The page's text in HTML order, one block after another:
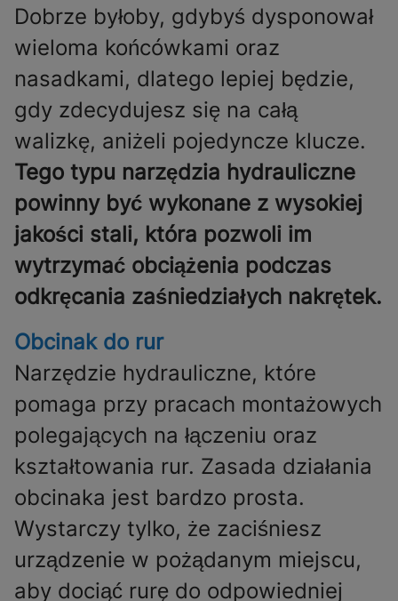
Dobrze byłoby, gdybyś dysponował
wieloma końcówkami oraz
nasadkami, dlatego lepiej będzie,
gdy zdecydujesz się na całą
walizkę, aniżeli pojedyncze klucze.
Tego typu narzędzia hydrauliczne
powinny być wykonane z wysokiej
jakości stali, która pozwoli im
wytrzymać obciążenia podczas
odkręcania zaśniedziałych nakrętek.
Obcinak do rur
Narzędzie hydrauliczne, które
pomaga przy pracach montażowych
polegających na łączeniu oraz
kształtowania rur. Zasada działania
obcinaka jest bardzo prosta.
Wystarczy tylko, że zaciśniesz
urządzenie w pożądanym miejscu,
aby dociąć rurę do odpowiedniej